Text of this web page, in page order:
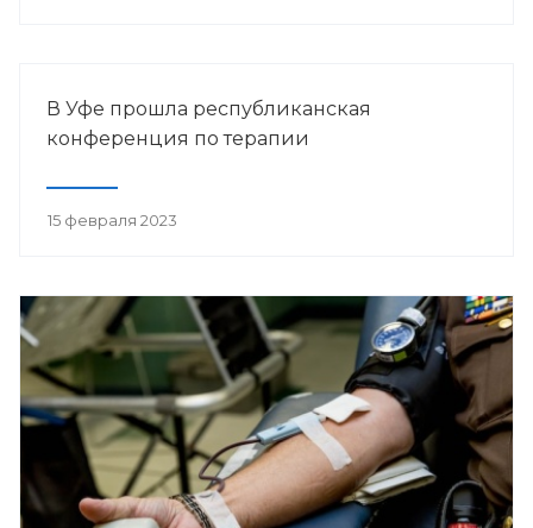
В Уфе прошла республиканская
конференция по терапии
15 февраля 2023